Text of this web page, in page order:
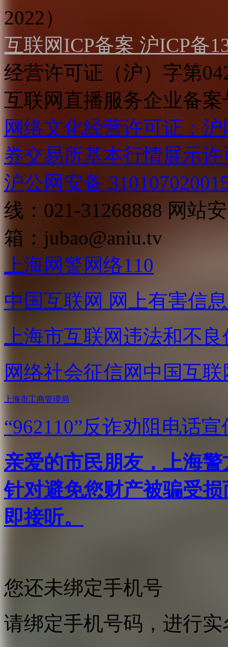
2022）
互联网ICP备案 沪ICP备
经营许可证（沪）字第
互联网直播服务企业备案
网络文化经营许可证：
券交易所基本行情展示许
沪公网安备
线：021-31268888 网站
箱： jubao@aniu.tv
上海网警网络110
中国互联网 网上有害信
上海市互联网违法和不
网络社会征信网 中国互
上海市工商管理局
“962110”反诈劝阻电话宣
亲爱的市民朋友，上海
针对避免您财产被骗受
即接听。
您还未绑定手机号
请绑定手机号码，进行